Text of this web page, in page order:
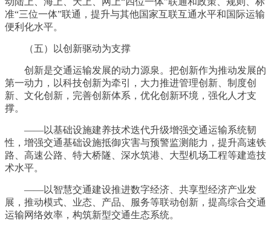
准“三位一体”联通，提升与其他国家互联互通水平和国际运输
便利化水平。
（五）以创新驱动为支撑
创新是交通运输发展的动力源泉。把创新作为推动发展的
第一动力，以科技创新为牵引，大力推进管理创新、制度创
新、文化创新，完善创新体系，优化创新环境，强化人才支
撑。
——以基础设施建养技术迭代升级增强交通运输系统韧
性，增强交通基础设施抵御灾害与预警监测能力，提升高速铁
路、高速公路、特大桥隧、深水筑港、大型机场工程等建造技
术水平。
——以智慧交通建设推进数字经济、共享型经济产业发
展，推动模式、业态、产品、服务等联动创新，提高综合交通
运输网络效率，构筑新型交通生态系统。